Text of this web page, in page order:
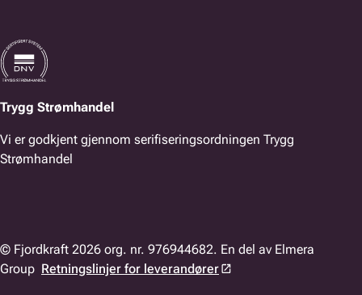
Trygg Strømhandel
Vi er godkjent gjennom serifiseringsordningen Trygg
Strømhandel
© Fjordkraft 2026 org. nr. 976944682. En del av Elmera
Group Retningslinjer for leverandører